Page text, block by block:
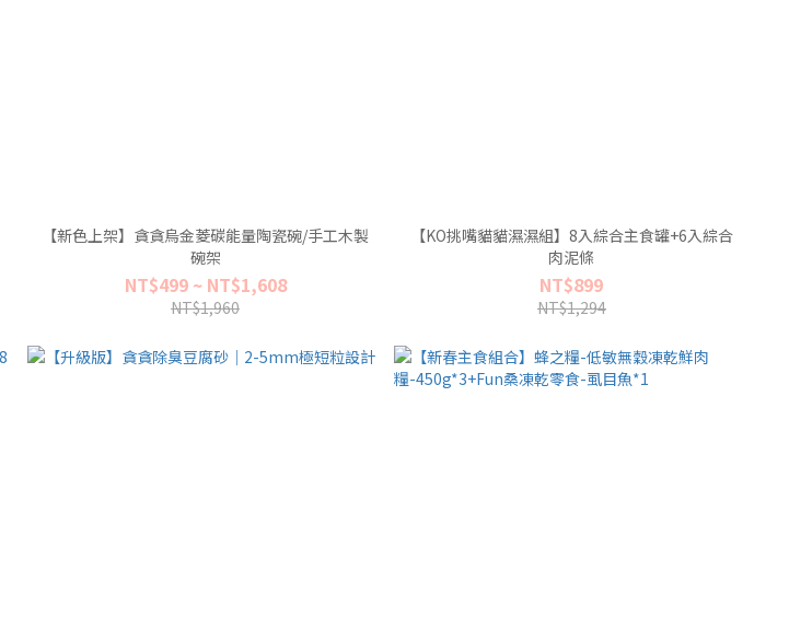
【新色上架】貪貪烏金菱碳能量陶瓷碗/手工木製
碗架
NT$499 ~ NT$1,608
NT$1,960
【KO挑嘴貓貓濕濕組】8入綜合主食罐+6入綜合
肉泥條
NT$899
NT$1,294